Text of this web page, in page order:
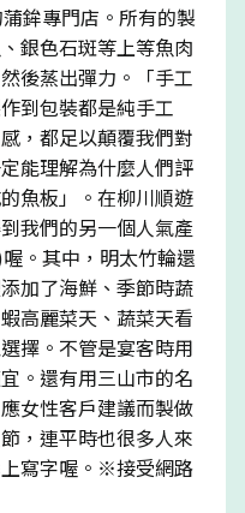
鉾專門店。所有的製
銀色石斑等上等魚肉
後蒸出彈力。「手工
到包裝都是純手工
，都足以顛覆我們對
能理解為什麼人們評
魚板」。在柳川順遊
我們的另一個人氣產
。其中，明太竹輪還
加了海鮮、季節時蔬
高麗菜天、蔬菜天看
擇。不管是宴客時用
。還有用三山市的名
女性客戶建議而製做
，連平時也很多人來
寫字喔。※接受網路